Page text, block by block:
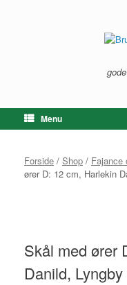
Menu
Forside / Shop /
ører D: 12 cm, Harlekin
Skål med ører
Danild,